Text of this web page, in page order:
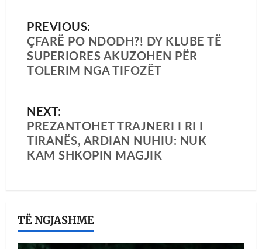
PREVIOUS:
ÇFARË PO NDODH?! DY KLUBE TË
SUPERIORES AKUZOHEN PËR
TOLERIM NGA TIFOZËT
NEXT:
PREZANTOHET TRAJNERI I RI I
TIRANËS, ARDIAN NUHIU: NUK
KAM SHKOPIN MAGJIK
TË NGJASHME